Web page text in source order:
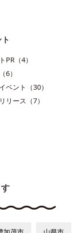
PR（4）
6）
ベント（30）
リース（7）